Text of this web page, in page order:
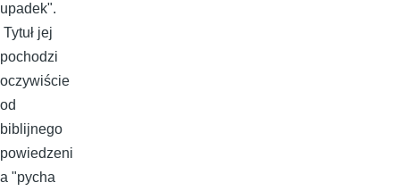
upadek".
Tytuł jej
pochodzi
oczywiście
od
biblijnego
powiedzeni
a "pycha